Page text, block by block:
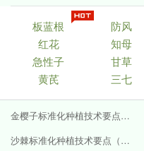
板蓝根 防风
红花
知母
急性子
甘草
黄芪
三七
金樱子标准化种植技术要点（附GAP要点）
沙棘标准化种植技术要点（附GAP要点）